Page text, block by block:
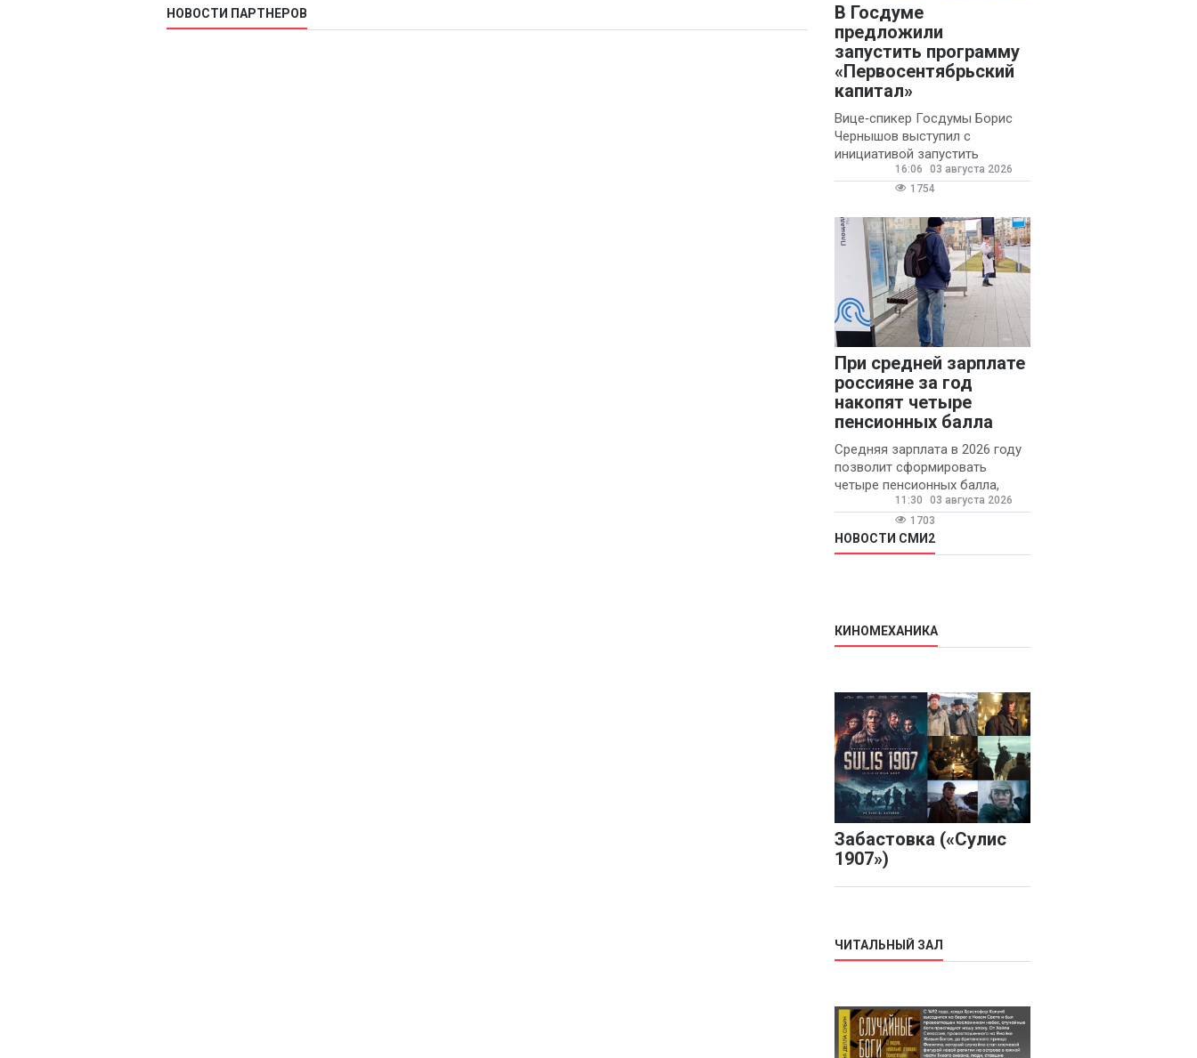
НОВОСТИ ПАРТНЕРОВ
В Госдуме
предложили
запустить программу
«Первосентябрьский
капитал»
Вице‑спикер Госдумы Борис
Чернышов выступил с
инициативой запустить
ежегодную федеральную
программу
- она предполагает
16:06
03 августа 2026
1754
При средней зарплате
россияне за год
накопят четыре
пенсионных балла
Средняя зарплата в 2026 году
позволит сформировать
четыре пенсионных балла,
сообщил ТАСС доцент
Финансового университета при
правительстве РФ Игорь
Балынин.
11:30
03 августа 2026
1703
НОВОСТИ СМИ2
КИНОМЕХАНИКА
Забастовка («Сулис
1907»)
ЧИТАЛЬНЫЙ ЗАЛ